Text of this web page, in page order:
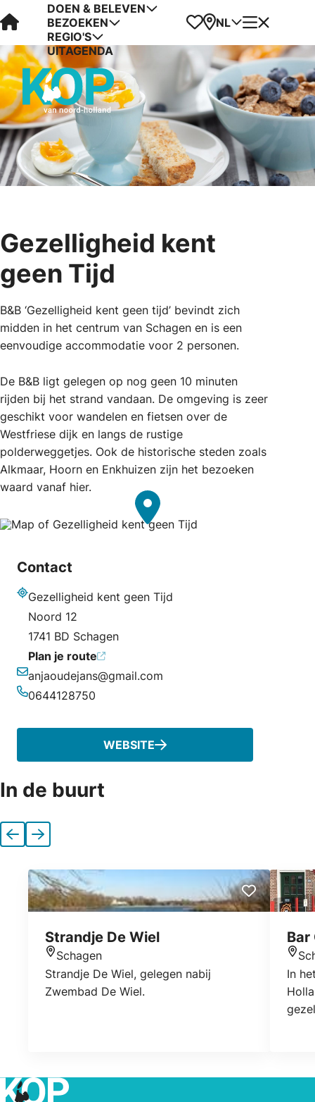
Visit Kop van Holland
DOEN & BELEVEN
BEZOEKEN
REGIO'S
UITAGENDA
Favorieten
Kaart
NL Menu
Gezelligheid kent
geen Tijd
B&B ‘Gezelligheid kent geen tijd’ bevindt zich
midden in het centrum van Schagen en is een
eenvoudige accommodatie voor 2 personen.
De B&B ligt gelegen op nog geen 10 minuten
rijden bij het strand vandaan. De omgeving is zeer
geschikt voor wandelen en fietsen over de
Westfriese dijk en langs de rustige
polderweggetjes. Ook de historische steden zoals
Alkmaar, Hoorn en Enkhuizen zijn het bezoeken
waard vanaf hier.
Contact
Gezelligheid kent geen Tijd
Noord 12
1741 BD Schagen
Plan je route
E-mailadres
anjaoudejans@gmail.com
0644128750
WEBSITE
In de buurt
VorigeVolgende
Strandje De Wiel
Locatie
Schagen
Strandje De Wiel, gelegen nabij
Zwembad De Wiel.
Bar
In